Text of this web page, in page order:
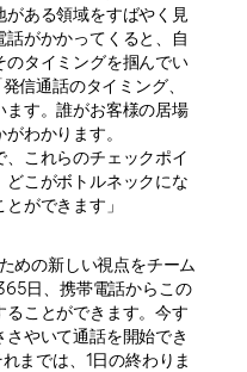
ある領域をすばやく見
がかかってくると、自
のタイミングを掴んでい
信通話のタイミング、
ます。誰がお客様の居場
わかります。
これらのチェックポイ
どこがボトルネックにな
ができます」
めの新しい視点をチーム
日、携帯電話からこの
ることができます。今す
やいて通話を開始でき
までは、1日の終わりま